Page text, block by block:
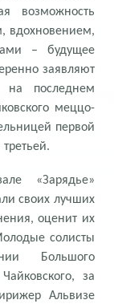
возможность
вдохновением,
– будущее
заявляют
на последнем
меццо-
первой
«Зарядье»
своих лучших
оценит их
солисты
Большого
за
Альвизе